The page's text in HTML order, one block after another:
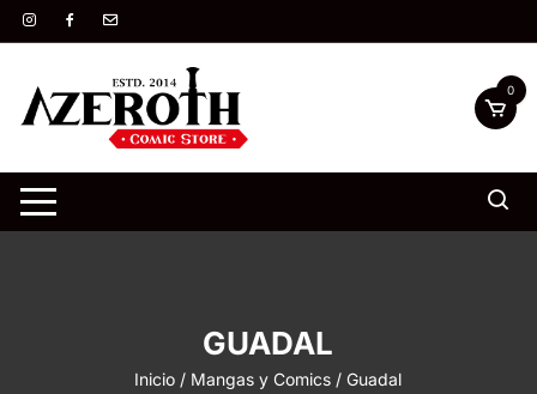
Saltar
al
0
GUADAL
Inicio / Mangas y Comics / Guadal